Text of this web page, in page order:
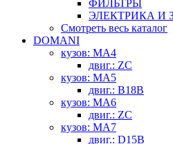
ФИЛЬТРЫ
ЭЛЕКТРИКА И
Смотреть весь каталог
DOMANI
кузов: MA4
двиг.: ZC
кузов: MA5
двиг.: B18B
кузов: MA6
двиг.: ZC
кузов: MA7
двиг.: D15B